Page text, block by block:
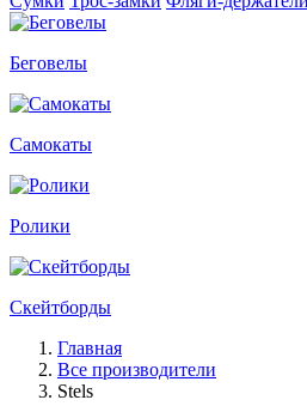
Беговелы
Самокаты
Ролики
Скейтборды
Главная
Все производители
Stels